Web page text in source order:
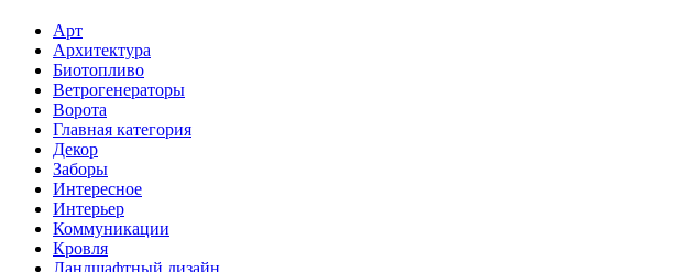
Арт
Архитектура
Биотопливо
Ветрогенераторы
Ворота
Главная категория
Декор
Заборы
Интересное
Интерьер
Коммуникации
Кровля
Ландшафтный дизайн